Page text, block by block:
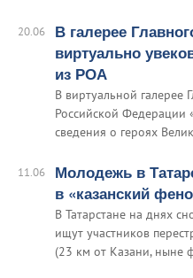
Зеленчукском районе
горнолыжного
20.06
В галерее
виртуально
из РОА
В виртуальной галерее
Российской Федерации
сведения о героях
освободительной
Андрея Власова…
11.06
Молодежь в
в «казанский
В Татарстане на днях
ищут участников
(23 км от Казани, ныне